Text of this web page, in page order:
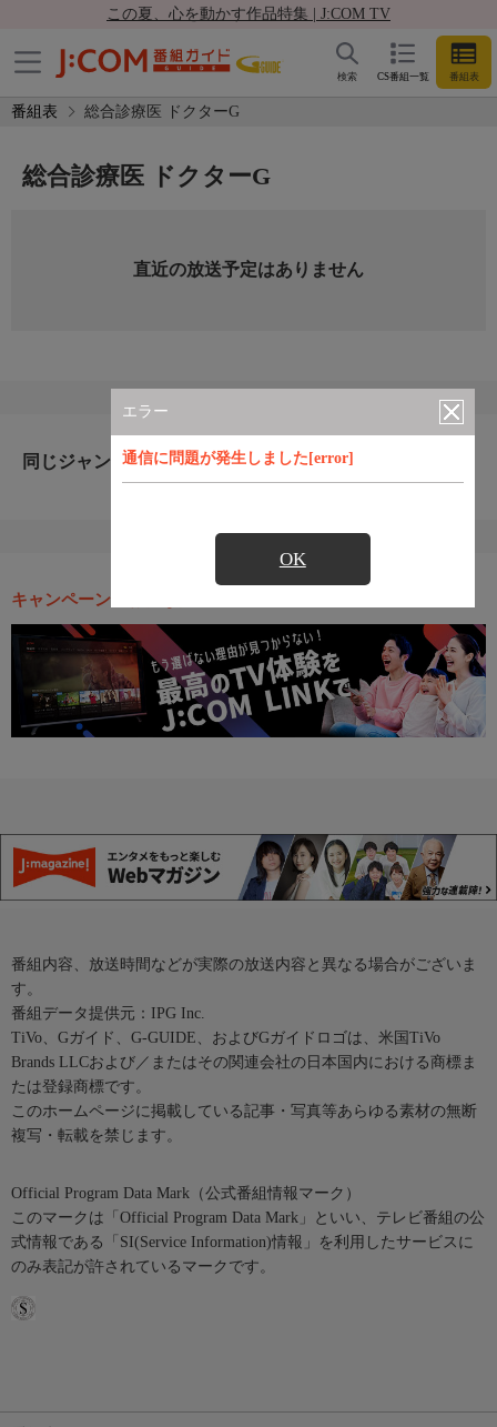
この夏、心を動かす作品特集 | J:COM TV
CS番組一覧 番組表
検索
番組表 総合診療医 ドクターG
エラー
通信に問題が発生しました[error]
OK
総合診療医 ドクターG
直近の放送予定はありません
同じジャンルのおすすめ番組
キャンペーン・お得な情報
番組内容、放送時間などが実際の放送内容と異なる場合がございま
す。
番組データ提供元：IPG Inc.
TiVo、Gガイド、G-GUIDE、およびGガイドロゴは、米国TiVo
Brands LLCおよび／またはその関連会社の日本国内における商標ま
たは登録商標です。
このホームページに掲載している記事・写真等あらゆる素材の無断
複写・転載を禁じます。
Official Program Data Mark（公式番組情報マーク）
このマークは「Official Program Data Mark」といい、テレビ番組の公
式情報である「SI(Service Information)情報」を利用したサービスに
のみ表記が許されているマークです。